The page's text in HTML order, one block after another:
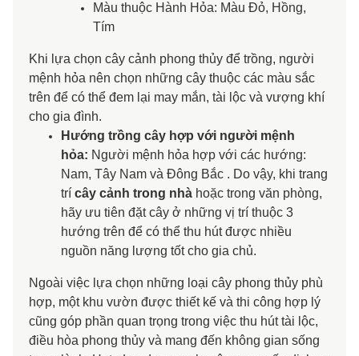
Màu thuộc Hành Hỏa: Màu Đỏ, Hồng,
Tím
Khi lựa chọn cây cảnh phong thủy để trồng, người
mệnh hỏa nên chọn những cây thuộc các màu sắc
trên để có thể đem lại may mắn, tài lộc và vượng khí
cho gia đình.
Hướng trồng cây hợp với người mệnh
hỏa: Người mệnh hỏa hợp với các hướng:
Nam, Tây Nam và Đông Bắc . Do vậy, khi trang
trí cây cảnh trong nhà hoặc trong văn phòng,
hãy ưu tiên đặt cây ở những vị trí thuộc 3
hướng trên để có thể thu hút được nhiều
nguồn năng lượng tốt cho gia chủ.
Ngoài việc lựa chọn những loại cây phong thủy phù
hợp, một khu vườn được thiết kế và thi công hợp lý
cũng góp phần quan trọng trong việc thu hút tài lộc,
điều hòa phong thủy và mang đến không gian sống